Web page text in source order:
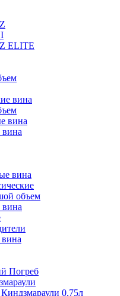
ELITE
вина
вина
вина
объем
Погреб
Киндзмараули 0,75л